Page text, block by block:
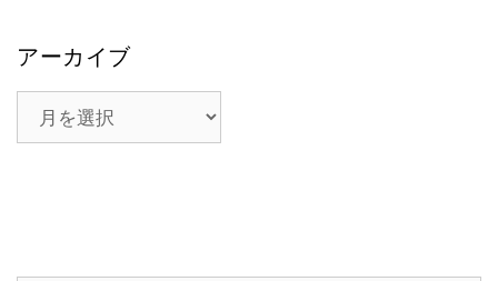
アーカイブ